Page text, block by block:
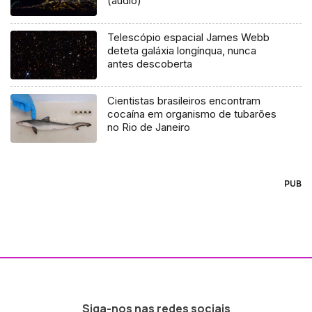
Telescópio espacial James Webb
deteta galáxia longínqua, nunca
antes descoberta
Cientistas brasileiros encontram
cocaína em organismo de tubarões
no Rio de Janeiro
PUB
Siga-nos nas redes sociais